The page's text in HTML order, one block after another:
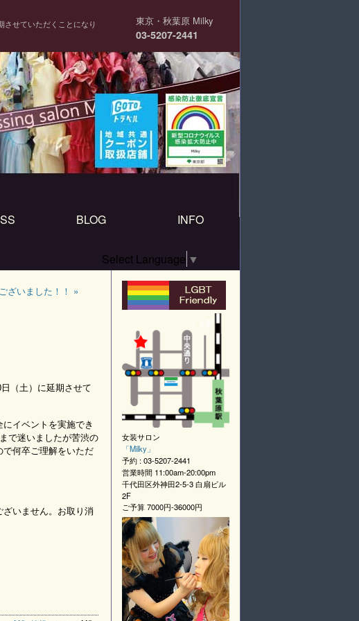
させていただくことになり
東京・秋葉原 Milky
03-5207-2441
BLOG INFO
Select Language ▼
ざいました！！ »
（土）に延期させて
イベントを実施でき
で迷いましたが苦渋の
何卒ご理解をいただ
いません。お取り消
女装サロン
「Milky 」
予約 :03-5207-2441
営業時間 11:00am-20:00pm
千代田区外神田2-5-3 白扇ビル
2F
ご予算7000円-36000円